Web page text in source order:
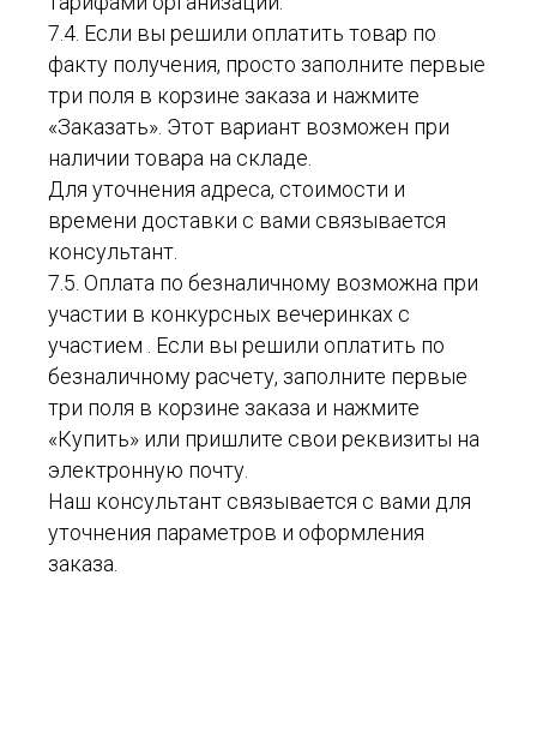
7.4. Если вы решили оплатить товар по
факту получения, просто заполните первые
три поля в корзине заказа и нажмите
«Заказать». Этот вариант возможен при
наличии товара на складе.
Для уточнения адреса, стоимости и
времени доставки с вами связывается
консультант.
7.5. Оплата по безналичному возможна при
участии в конкурсных вечеринках с
участием . Если вы решили оплатить по
безналичному расчету, заполните первые
три поля в корзине заказа и нажмите
«Купить» или пришлите свои реквизиты на
электронную почту.
Наш консультант связывается с вами для
уточнения параметров и оформления
заказа.